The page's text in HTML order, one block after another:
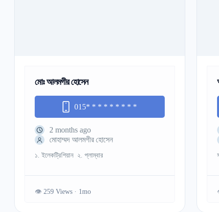
মোঃ আলমগীর হোসেন
015* * * * * * * * *
2 months ago
মোহাম্মদ আলমগীর হোসেন
১. ইলেকট্রিশিয়ান ২. প্লাম্বার
259 Views